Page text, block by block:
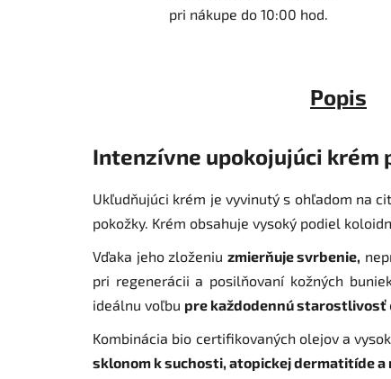
pri nákupe do 10:00 hod.
Popis
Intenzívne upokojujúci krém
Ukľudňujúci krém je vyvinutý s ohľadom na
pokožky. Krém obsahuje vysoký podiel
Vďaka jeho zloženiu zmierňuje svrbenie,
pri regenerácii a posilňovaní kožných
ideálnu voľbu pre každodennú starostlivosť
Kombinácia bio certifikovaných olejov a
sklonom k ​​suchosti, atopickej dermatitíde a